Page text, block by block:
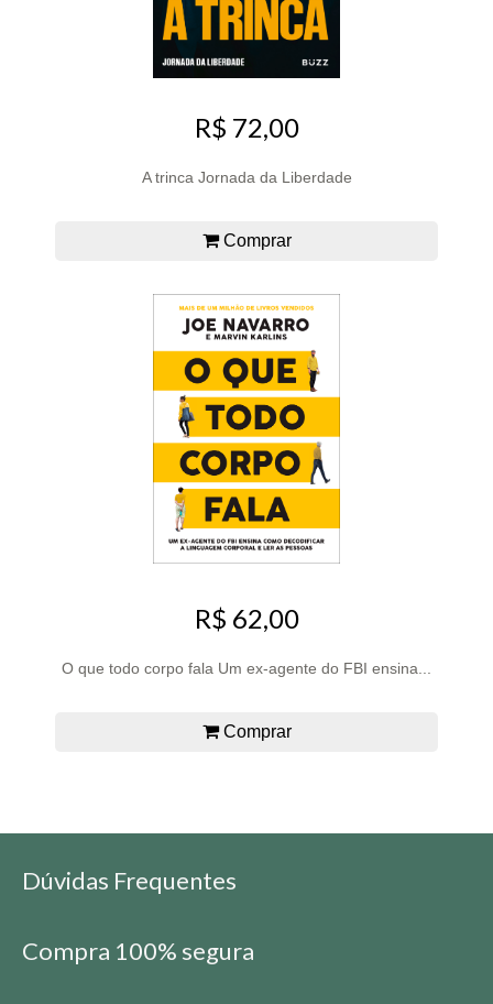
R$ 72,00
A trinca Jornada da Liberdade
Comprar
R$ 62,00
O que todo corpo fala Um ex-agente do FBI ensina...
Comprar
Dúvidas Frequentes
Compra 100% segura